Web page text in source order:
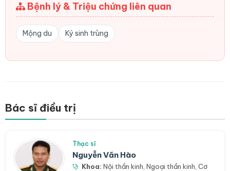
Bệnh lý & Triệu chứng liên quan
Mộng du Ký sinh trùng
Bác sĩ điều trị
Thạc sĩ
Nguyễn Văn Hào
Khoa: Nội thần kinh Ngoại thần kinh Cơ